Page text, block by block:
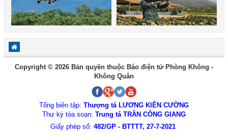
Copyright © 2026 Bản quyền thuộc Báo điện tử Phòng Không -
Không Quân
Tổng biên tập: Thượng tá LƯƠNG KIÊN CƯỜNG
Thư ký tòa soạn: Trung tá TRẦN CÔNG GIANG
Giấy phép số: 482/GP - BTTTT, 27-7-2021